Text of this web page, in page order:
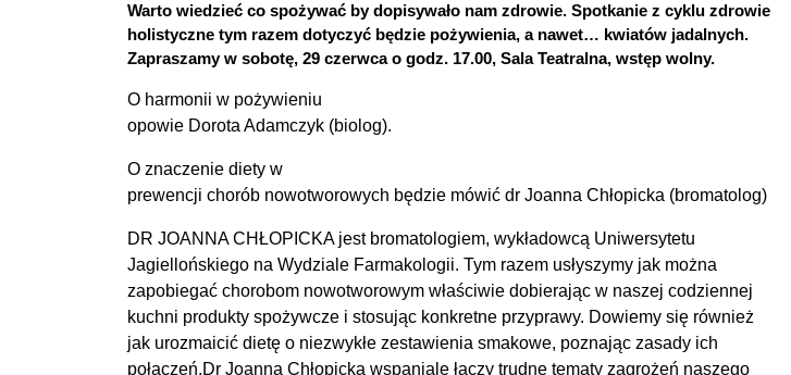
Warto wiedzieć co spożywać by dopisywało nam zdrowie. Spotkanie z cyklu zdrowie
holistyczne tym razem dotyczyć będzie pożywienia, a nawet… kwiatów jadalnych.
Zapraszamy w sobotę, 29 czerwca o godz. 17.00, Sala Teatralna, wstęp wolny.
O harmonii w pożywieniu
opowie Dorota Adamczyk (biolog).
O znaczenie diety w
prewencji chorób nowotworowych będzie mówić dr Joanna Chłopicka (bromatolog)
DR JOANNA CHŁOPICKA jest bromatologiem, wykładowcą Uniwersytetu
Jagiellońskiego na Wydziale Farmakologii. Tym razem usłyszymy jak można
zapobiegać chorobom nowotworowym właściwie dobierając w naszej codziennej
kuchni produkty spożywcze i stosując konkretne przyprawy. Dowiemy się również
jak urozmaicić dietę o niezwykłe zestawienia smakowe, poznając zasady ich
połączeń.Dr Joanna Chłopicka wspaniale łączy trudne tematy zagrożeń naszego